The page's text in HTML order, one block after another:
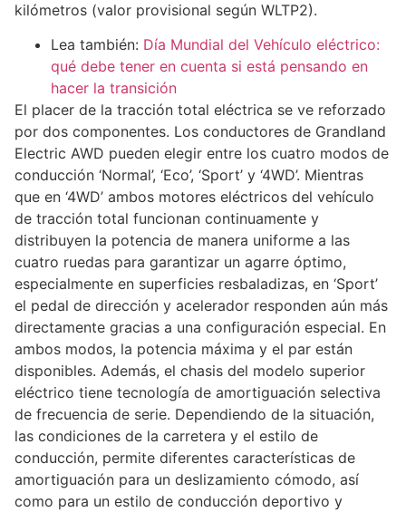
kilómetros (valor provisional según WLTP2).
Lea también: Día Mundial del Vehículo eléctrico:
qué debe tener en cuenta si está pensando en
hacer la transición
El placer de la tracción total eléctrica se ve reforzado
por dos componentes. Los conductores de Grandland
Electric AWD pueden elegir entre los cuatro modos de
conducción ‘Normal’, ‘Eco’, ‘Sport’ y ‘4WD’. Mientras
que en ‘4WD’ ambos motores eléctricos del vehículo
de tracción total funcionan continuamente y
distribuyen la potencia de manera uniforme a las
cuatro ruedas para garantizar un agarre óptimo,
especialmente en superficies resbaladizas, en ‘Sport’
el pedal de dirección y acelerador responden aún más
directamente gracias a una configuración especial. En
ambos modos, la potencia máxima y el par están
disponibles. Además, el chasis del modelo superior
eléctrico tiene tecnología de amortiguación selectiva
de frecuencia de serie. Dependiendo de la situación,
las condiciones de la carretera y el estilo de
conducción, permite diferentes características de
amortiguación para un deslizamiento cómodo, así
como para un estilo de conducción deportivo y